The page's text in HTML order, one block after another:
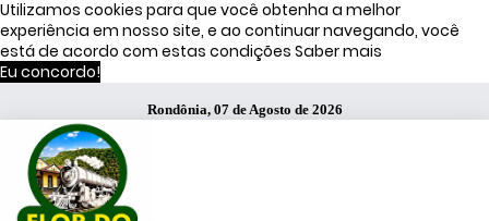
Utilizamos cookies para que você obtenha a melhor
experiência em nosso site, e ao continuar navegando, você
está de acordo com estas condições Saber mais
Eu concordo!
Rondônia, 07 de Agosto de 2026